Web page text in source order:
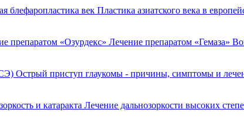
блефаропластика век Пластика азиатского века в
препаратом «Озурдекс» Лечение препаратом «Гемаза»
Острый приступ глаукомы - причины, симптомы и
и катаракта Лечение дальнозоркости высоких